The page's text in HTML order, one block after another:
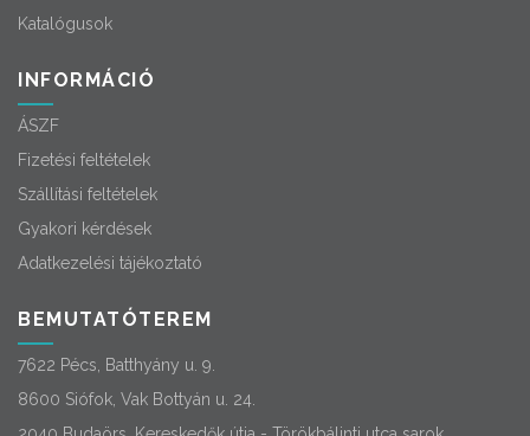
Katalógusok
INFORMÁCIÓ
ÁSZF
Fizetési feltételek
Szállítási feltételek
Gyakori kérdések
Adatkezelési tájékoztató
BEMUTATÓTEREM
7622 Pécs, Batthyány u. 9.
8600 Siófok, Vak Bottyán u. 24.